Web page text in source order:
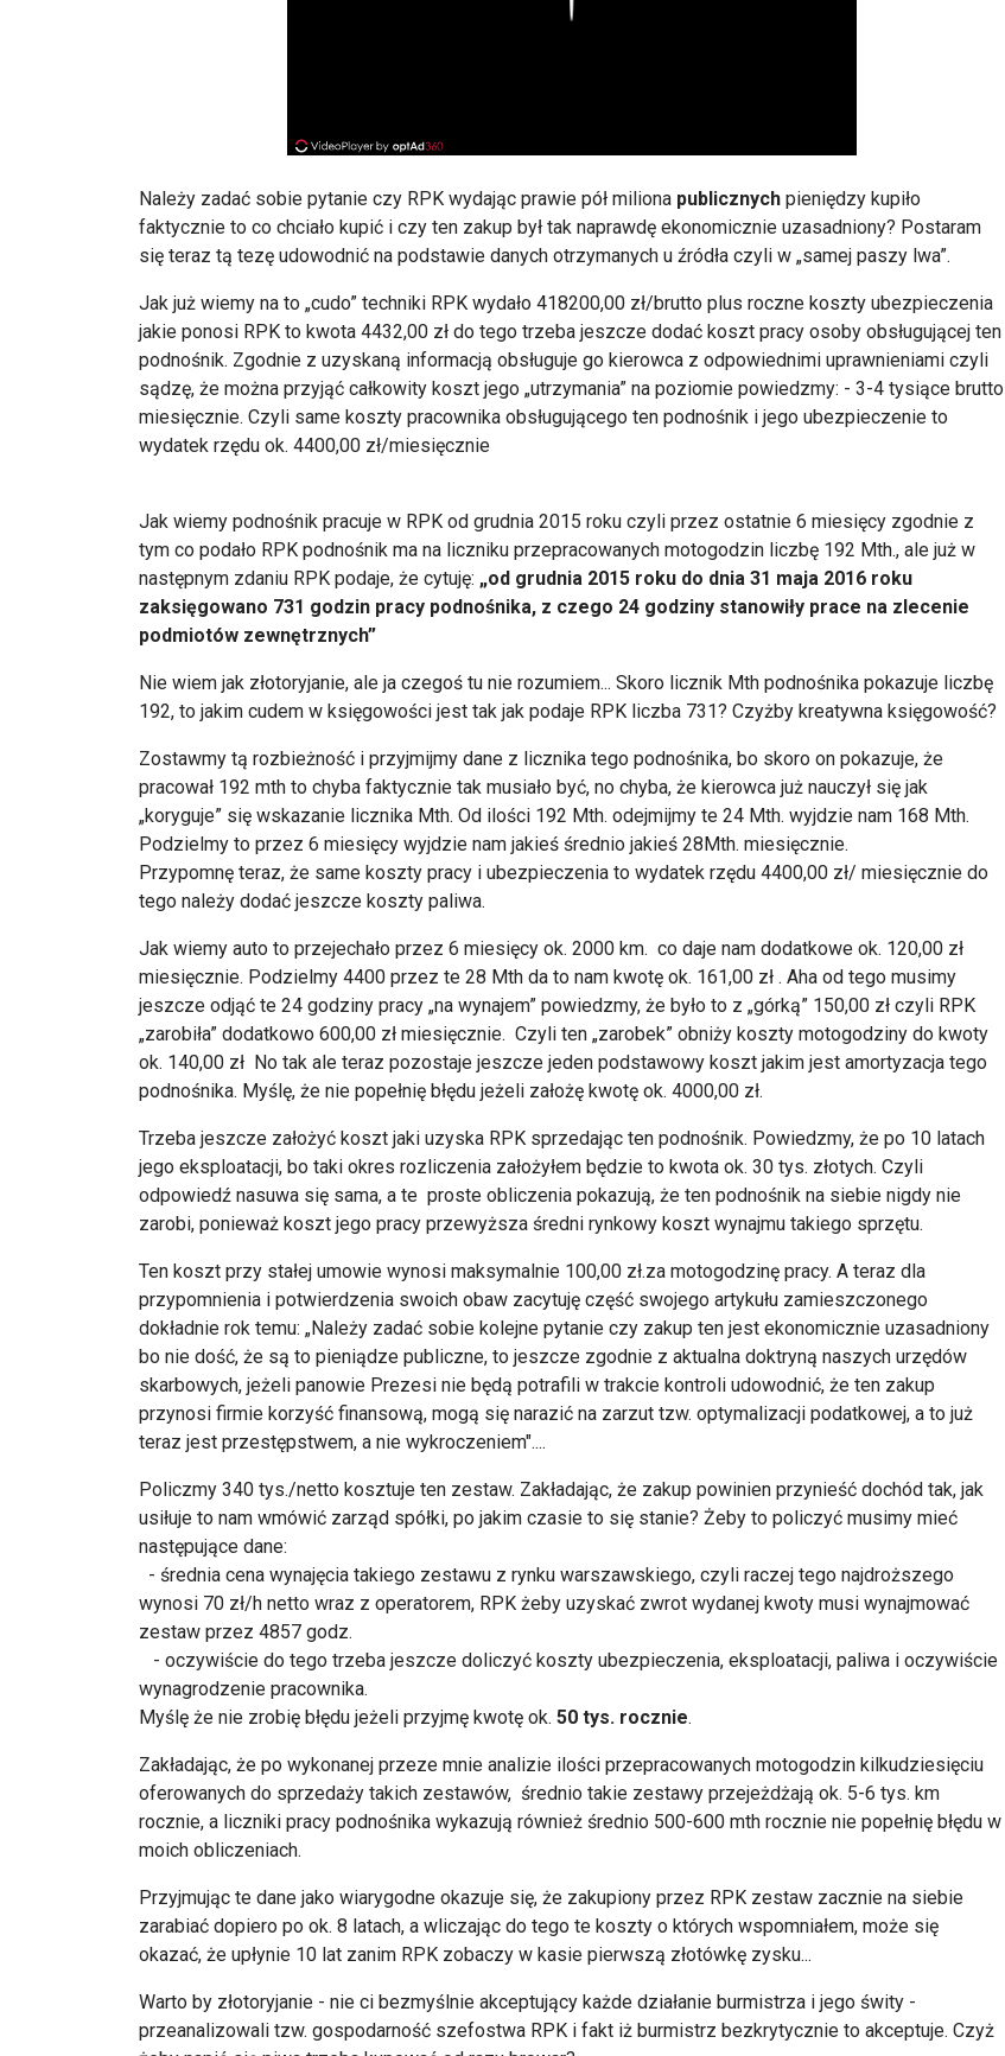
Należy zadać sobie pytanie czy RPK wydając prawie pół miliona publicznych pieniędzy kupiło
faktycznie to co chciało kupić i czy ten zakup był tak naprawdę ekonomicznie uzasadniony? Postaram
się teraz tą tezę udowodnić na podstawie danych otrzymanych u źródła czyli w „samej paszy lwa”.
Jak już wiemy na to „cudo” techniki RPK wydało 418200,00 zł/brutto plus roczne koszty ubezpieczenia
jakie ponosi RPK to kwota 4432,00 zł do tego trzeba jeszcze dodać koszt pracy osoby obsługującej ten
podnośnik. Zgodnie z uzyskaną informacją obsługuje go kierowca z odpowiednimi uprawnieniami czyli
sądzę, że można przyjąć całkowity koszt jego „utrzymania” na poziomie powiedzmy: - 3-4 tysiące brutto
miesięcznie. Czyli same koszty pracownika obsługującego ten podnośnik i jego ubezpieczenie to
wydatek rzędu ok. 4400,00 zł/miesięcznie
Jak wiemy podnośnik pracuje w RPK od grudnia 2015 roku czyli przez ostatnie 6 miesięcy zgodnie z
tym co podało RPK podnośnik ma na liczniku przepracowanych motogodzin liczbę 192 Mth., ale już w
następnym zdaniu RPK podaje, że cytuję: „od grudnia 2015 roku do dnia 31 maja 2016 roku
zaksięgowano 731 godzin pracy podnośnika, z czego 24 godziny stanowiły prace na zlecenie
podmiotów zewnętrznych”
Nie wiem jak złotoryjanie, ale ja czegoś tu nie rozumiem... Skoro licznik Mth podnośnika pokazuje liczbę
192, to jakim cudem w księgowości jest tak jak podaje RPK liczba 731? Czyżby kreatywna księgowość?
Zostawmy tą rozbieżność i przyjmijmy dane z licznika tego podnośnika, bo skoro on pokazuje, że
pracował 192 mth to chyba faktycznie tak musiało być, no chyba, że kierowca już nauczył się jak
„koryguje” się wskazanie licznika Mth. Od ilości 192 Mth. odejmijmy te 24 Mth. wyjdzie nam 168 Mth.
Podzielmy to przez 6 miesięcy wyjdzie nam jakieś średnio jakieś 28Mth. miesięcznie.
Przypomnę teraz, że same koszty pracy i ubezpieczenia to wydatek rzędu 4400,00 zł/ miesięcznie do
tego należy dodać jeszcze koszty paliwa.
Jak wiemy auto to przejechało przez 6 miesięcy ok. 2000 km. co daje nam dodatkowe ok. 120,00 zł
miesięcznie. Podzielmy 4400 przez te 28 Mth da to nam kwotę ok. 161,00 zł . Aha od tego musimy
jeszcze odjąć te 24 godziny pracy „na wynajem” powiedzmy, że było to z „górką” 150,00 zł czyli RPK
„zarobiła” dodatkowo 600,00 zł miesięcznie. Czyli ten „zarobek” obniży koszty motogodziny do kwoty
ok. 140,00 zł No tak ale teraz pozostaje jeszcze jeden podstawowy koszt jakim jest amortyzacja tego
podnośnika. Myślę, że nie popełnię błędu jeżeli założę kwotę ok. 4000,00 zł.
Trzeba jeszcze założyć koszt jaki uzyska RPK sprzedając ten podnośnik. Powiedzmy, że po 10 latach
jego eksploatacji, bo taki okres rozliczenia założyłem będzie to kwota ok. 30 tys. złotych. Czyli
odpowiedź nasuwa się sama, a te proste obliczenia pokazują, że ten podnośnik na siebie nigdy nie
zarobi, ponieważ koszt jego pracy przewyższa średni rynkowy koszt wynajmu takiego sprzętu.
Ten koszt przy stałej umowie wynosi maksymalnie 100,00 zł.za motogodzinę pracy. A teraz dla
przypomnienia i potwierdzenia swoich obaw zacytuję część swojego artykułu zamieszczonego
dokładnie rok temu: „Należy zadać sobie kolejne pytanie czy zakup ten jest ekonomicznie uzasadniony
bo nie dość, że są to pieniądze publiczne, to jeszcze zgodnie z aktualna doktryną naszych urzędów
skarbowych, jeżeli panowie Prezesi nie będą potrafili w trakcie kontroli udowodnić, że ten zakup
przynosi firmie korzyść finansową, mogą się narazić na zarzut tzw. optymalizacji podatkowej, a to już
teraz jest przestępstwem, a nie wykroczeniem"....
Policzmy 340 tys./netto kosztuje ten zestaw. Zakładając, że zakup powinien przynieść dochód tak, jak
usiłuje to nam wmówić zarząd spółki, po jakim czasie to się stanie? Żeby to policzyć musimy mieć
następujące dane:
- średnia cena wynajęcia takiego zestawu z rynku warszawskiego, czyli raczej tego najdroższego
wynosi 70 zł/h netto wraz z operatorem, RPK żeby uzyskać zwrot wydanej kwoty musi wynajmować
zestaw przez 4857 godz.
- oczywiście do tego trzeba jeszcze doliczyć koszty ubezpieczenia, eksploatacji, paliwa i oczywiście
wynagrodzenie pracownika.
Myślę że nie zrobię błędu jeżeli przyjmę kwotę ok. 50 tys. rocznie.
Zakładając, że po wykonanej przeze mnie analizie ilości przepracowanych motogodzin kilkudziesięciu
oferowanych do sprzedaży takich zestawów, średnio takie zestawy przejeżdżają ok. 5-6 tys. km
rocznie, a liczniki pracy podnośnika wykazują również średnio 500-600 mth rocznie nie popełnię błędu w
moich obliczeniach.
Przyjmując te dane jako wiarygodne okazuje się, że zakupiony przez RPK zestaw zacznie na siebie
zarabiać dopiero po ok. 8 latach, a wliczając do tego te koszty o których wspomniałem, może się
okazać, że upłynie 10 lat zanim RPK zobaczy w kasie pierwszą złotówkę zysku...
Warto by złotoryjanie - nie ci bezmyślnie akceptujący każde działanie burmistrza i jego świty -
przeanalizowali tzw. gospodarność szefostwa RPK i fakt iż burmistrz bezkrytycznie to akceptuje. Czyż